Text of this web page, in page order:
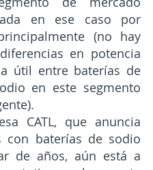
en ese caso por
(no hay
en potencia
útil entre baterías de
en este segmento
CATL, que anuncia
con baterías de sodio
de años, aún está a